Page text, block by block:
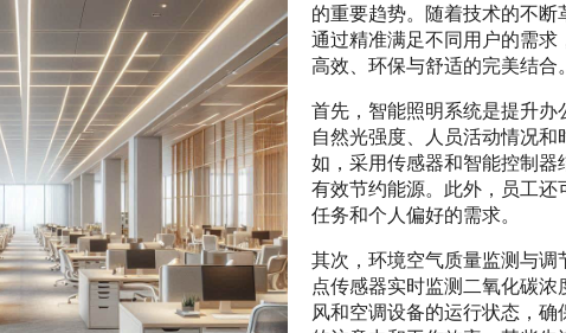
的重要趋势。随着技术的不断
通过精准满足不同用户的需
高效、环保与舒适的完美结合。
首先，智能照明系统是提升
自然光强度、人员活动情况
如，采用传感器和智能控制器
有效节约能源。此外，员工
任务和个人偏好的需求。
其次，环境空气质量监测与
点传感器实时监测二氧化碳
风和空调设备的运行状态，